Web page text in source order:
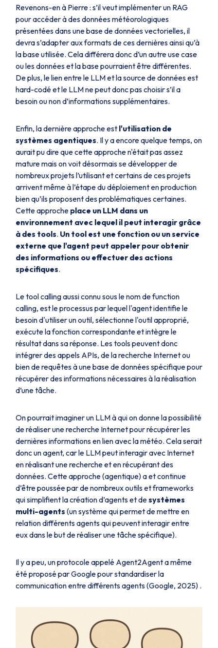
Revenons-en à Pierre : s’il veut implémenter un RAG
pour accéder à des données météorologiques
présentées dans une base de données vectorielles, il
devra s’adapter aux formats de ces dernières ainsi qu’à
la base utilisée. Cela différera donc d’un autre use case
ou les données et la base pourraient être différentes.
De plus, le lien entre le LLM et la source de données est
hard-codé et le LLM ne peut donc pas choisir s’il a
besoin ou non d’informations supplémentaires.
Enfin, la dernière approche est l'utilisation de
systèmes agentiques. Il y a encore quelque temps, on
aurait pu dire que cette approche n'était pas assez
mature mais on voit désormais se développer de
nombreux projets l’utilisant et certains de ces projets
arrivent même à l’étape du déploiement en production
bien qu’ils proposent des problématiques certaines.
Cette approche place un LLM dans un
environnement avec lequel il peut interagir grâce
à des tools. Un tool est une fonction ou un service
externe que l'agent peut appeler pour obtenir
des informations ou effectuer des actions
spécifiques.
Letool callingaussi connu sous le nom defunction
calling, est le processus par lequel l'agent identifie le
besoin d'utiliser un outil, sélectionne l'outil approprié,
exécute la fonction correspondante et intègre le
résultat dans sa réponse. Les tools peuvent donc
intégrer des appels APIs, de la recherche Internet ou
bien de requêtes à une base de données spécifique pour
récupérer des informations nécessaires à la réalisation
d’une tâche.
On pourrait imaginer un LLM à qui on donne la possibilité
de réaliser une recherche Internet pour récupérer les
dernières informations en lien avec la météo. Cela serait
donc un agent, car le LLM peut interagir avec Internet
en réalisant une recherche et en récupérant des
données. Cette approche (agentique) a et continue
d’être poussée par de nombreux outils et frameworks
qui simplifient la création d’agents et desystèmes
multi-agents (un système qui permet de mettre en
relation différents agents qui peuvent interagir entre
eux dans le but de réaliser une tâche spécifique).
Il y a peu, un protocole appelé Agent2Agent a même
été proposé par Google pour standardiser la
communication entre différents agents (Google, 2025) .